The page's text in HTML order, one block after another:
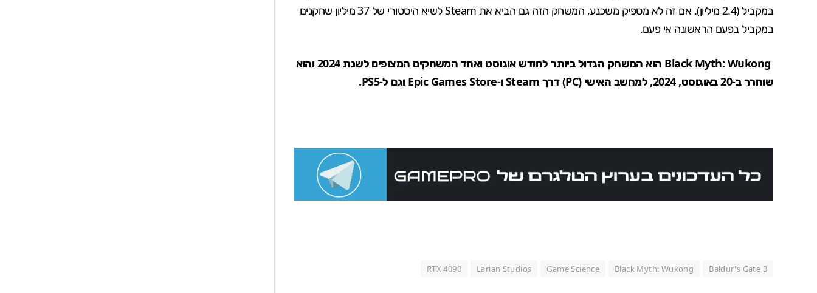
במקביל (2.4 מיליון). אם זה לא מספיק משכנע, המשחק הזה גם הביא את Steam ל
שיא היסטורי של 37 מיליון שחקנים
במקביל בפעם הראשונה אי פעם.
לחודש אוגוסט ואחד המשחקים המצופים לשנת 2024
והוא
שוחרר ב-20 באוגוסט, 2024, למחשב האישי (
PC) דרך Steam ו-Epic Games Store וגם ל- PS5
.
Baldur's Gate 3
Black Myth: Wukong
Game Science
Larian Studios
RTX 4090